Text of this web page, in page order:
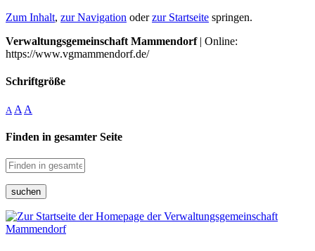
Zum Inhalt, zur Navigation oderzur Startseite springen.
Verwaltungsgemeinschaft Mammendorf| Online:
https://www.vgmammendorf.de/
Schriftgröße
A A A
Finden in gesamter Seite
suchen